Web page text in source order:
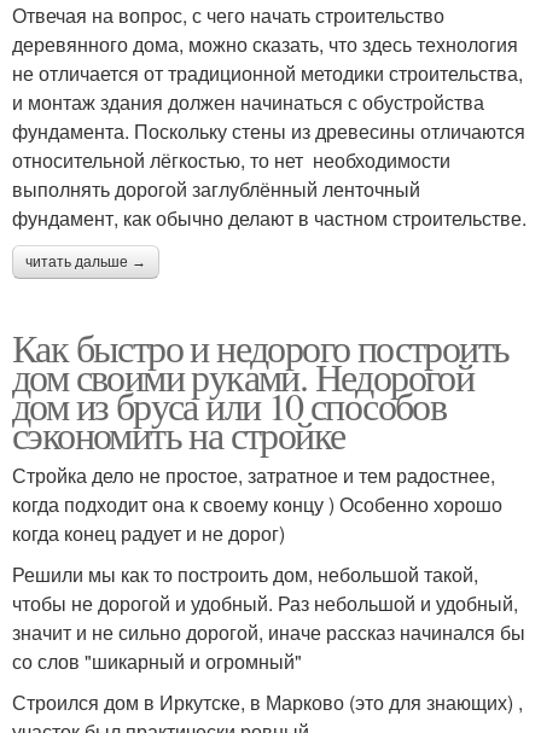
Отвечая на вопрос, с чего начать строительство
деревянного дома, можно сказать, что здесь технология
не отличается от традиционной методики строительства,
и монтаж здания должен начинаться с обустройства
фундамента. Поскольку стены из древесины отличаются
относительной лёгкостью, то нет необходимости
выполнять дорогой заглублённый ленточный
фундамент, как обычно делают в частном строительстве.
читать дальше →
Как быстро и недорого построить
дом своими руками. Недорогой
дом из бруса или 10 способов
сэкономить на стройке
Стройка дело не простое, затратное и тем радостнее,
когда подходит она к своему концу ) Особенно хорошо
когда конец радует и не дорог)
Решили мы как то построить дом, небольшой такой,
чтобы не дорогой и удобный. Раз небольшой и удобный,
значит и не сильно дорогой, иначе рассказ начинался бы
со слов "шикарный и огромный"
Строился дом в Иркутске, в Марково (это для знающих) ,